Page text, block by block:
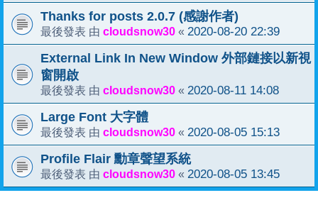
Thanks for posts 2.0.7 (感謝作者)
最後發表 由 cloudsnow30 « 2020-08-20 22:39
External Link In New Window 外部鏈接以新視
窗開啟
最後發表 由 cloudsnow30 « 2020-08-11 14:08
Large Font 大字體
最後發表 由 cloudsnow30 « 2020-08-05 15:13
Profile Flair 勳章聲望系統
最後發表 由 cloudsnow30 « 2020-08-05 13:45